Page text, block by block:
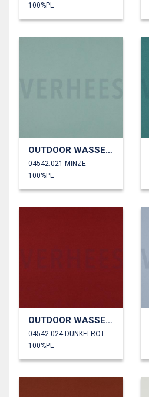
100%PL
OUTDOOR WASSERDICHT
04542.021 MINZE
100%PL
OUTDOOR WASSERDICHT
04542.024 DUNKELROT
100%PL